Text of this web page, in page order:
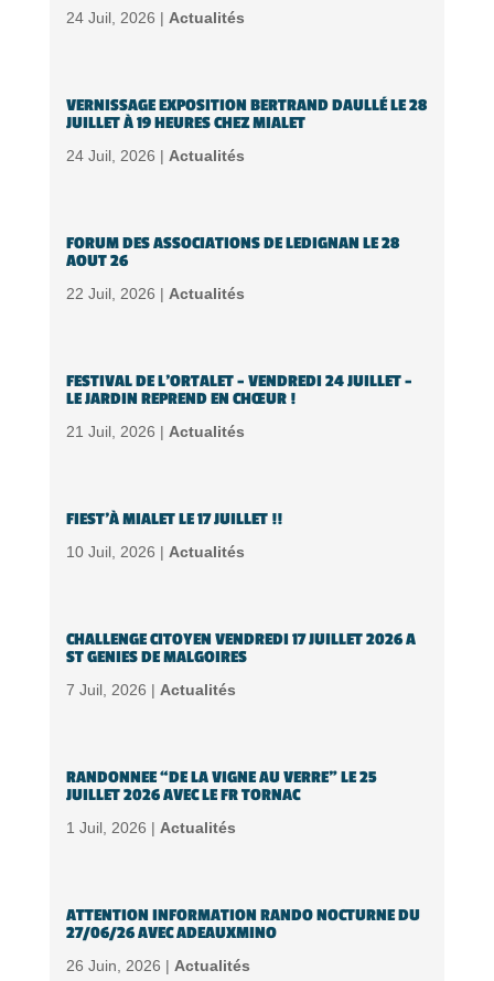
24 Juil, 2026 | Actualités
VERNISSAGE EXPOSITION BERTRAND DAULLÉ LE 28
JUILLET À 19 HEURES CHEZ MIALET
24 Juil, 2026 | Actualités
FORUM DES ASSOCIATIONS DE LEDIGNAN LE 28
AOUT 26
22 Juil, 2026 | Actualités
FESTIVAL DE L’ORTALET – VENDREDI 24 JUILLET –
LE JARDIN REPREND EN CHŒUR !
21 Juil, 2026 | Actualités
FIEST’À MIALET LE 17 JUILLET !!
10 Juil, 2026 | Actualités
CHALLENGE CITOYEN VENDREDI 17 JUILLET 2026 A
ST GENIES DE MALGOIRES
7 Juil, 2026 | Actualités
RANDONNEE “DE LA VIGNE AU VERRE” LE 25
JUILLET 2026 AVEC LE FR TORNAC
1 Juil, 2026 | Actualités
ATTENTION INFORMATION RANDO NOCTURNE DU
27/06/26 AVEC ADEAUXMINO
26 Juin, 2026 | Actualités